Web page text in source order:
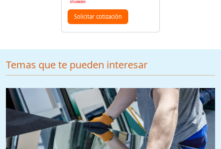
Solicitar cotización
Temas que te pueden interesar